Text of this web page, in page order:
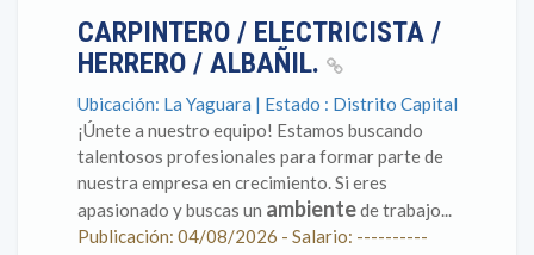
CARPINTERO / ELECTRICISTA /
HERRERO / ALBAÑIL.
Ubicación: La Yaguara | Estado : Distrito Capital
¡Únete a nuestro equipo! Estamos buscando
talentosos profesionales para formar parte de
nuestra empresa en crecimiento. Si eres
apasionado y buscas un ambientede trabajo...
Publicación: 04/08/2026 - Salario: ----------